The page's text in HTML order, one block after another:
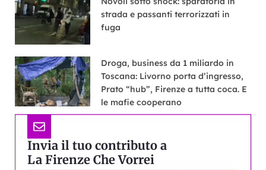
strada e passanti terrorizzati in
fuga
Droga, business da 1 miliardo in
Toscana: Livorno porta d’ingresso,
Prato “hub”, Firenze a tutta coca. E
le mafie cooperano
Invia il tuo contributo a
La Firenze Che Vorrei